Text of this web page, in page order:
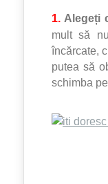
1
Alegeți
mult să
încărcate,
putea să
schimba